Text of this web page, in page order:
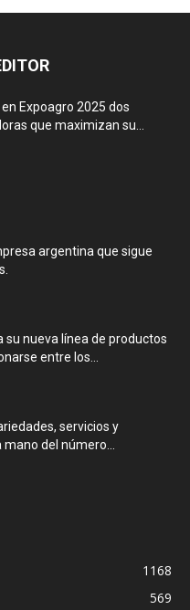
en Expoagro 2025 dos
que maximizan su...
argentina que sigue
nueva línea de productos
entre los...
servicios y
del número...
1168
569